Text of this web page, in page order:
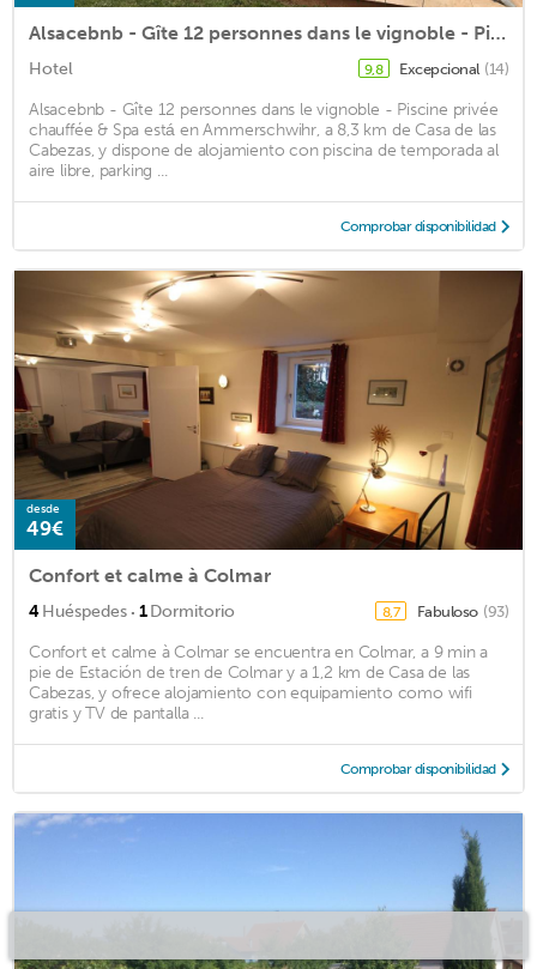
Alsacebnb - Gîte 12 personnes dans le vignoble - Piscine privée chauffée & Spa
Hotel 9,8 Excepcional (14)
Alsacebnb - Gîte 12 personnes dans le vignoble - Piscine privée
chauffée & Spa está en Ammerschwihr, a 8,3 km de Casa de las
Cabezas, y dispone de alojamiento con piscina de temporada al
aire libre, parking ...
Comprobar disponibilidad
desde
49€
Confort et calme à Colmar
4Huéspedes · 1Dormitorio 8,7 Fabuloso (93)
Confort et calme à Colmar se encuentra en Colmar, a 9 min a
pie de Estación de tren de Colmar y a 1,2 km de Casa de las
Cabezas, y ofrece alojamiento con equipamiento como wifi
gratis y TV de pantalla ...
Comprobar disponibilidad